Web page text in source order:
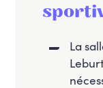
La